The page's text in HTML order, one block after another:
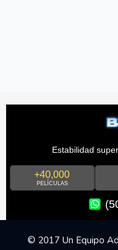
Estabilidad
+40,000
PELÍCULAS
© 2017 Un Equipo